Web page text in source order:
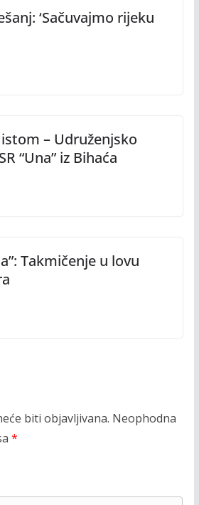
‘Sačuvajmo rijeku
– Udruženjsko
“Una” iz Bihaća
Takmičenje u lovu
biti objavljivana. Neophodna
*